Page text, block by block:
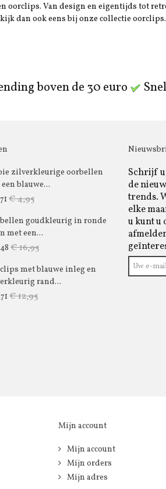
Van design en eigentijds tot
dan ook eens bij onze collectie oorclips.
boven de 30 euro
zilverkleurige oorbellen
blauwe...
€ 4,95
goudkleurig in ronde
met een...
€ 16,95
met blauwe inleg en
rand...
€ 12,95
Schrijf
de
trends.
elke
u kunt u
Mijn account
Mijn account
Mijn orders
Mijn adres